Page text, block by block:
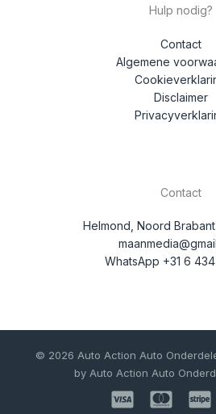
Hulp nodig?
Contact
Algemene
Disclaimer
Contact
Helmond, Noord
WhatsApp +31 6
© 2026 Auto Action Auto
by Auto Action Auto